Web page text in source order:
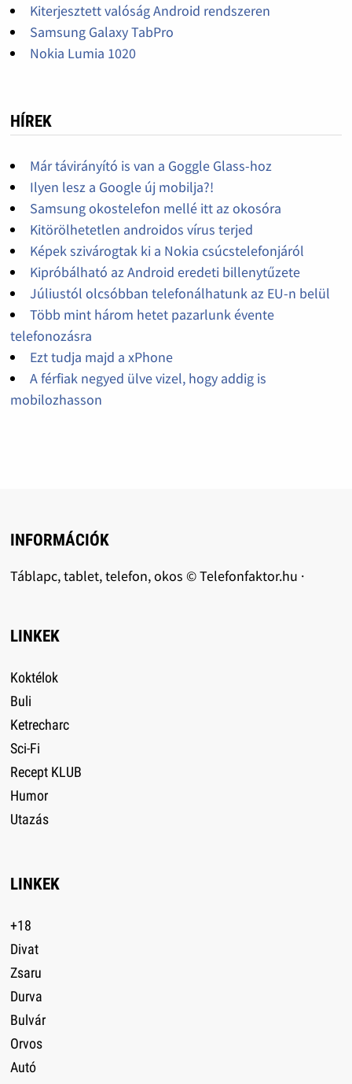
Kiterjesztett valóság Android rendszeren
Samsung Galaxy TabPro
Nokia Lumia 1020
HÍREK
Már távirányító is van a Goggle Glass-hoz
Ilyen lesz a Google új mobilja?!
Samsung okostelefon mellé itt az okosóra
Kitörölhetetlen androidos vírus terjed
Képek szivárogtak ki a Nokia csúcstelefonjáról
Kipróbálható az Android eredeti billenytűzete
Júliustól olcsóbban telefonálhatunk az EU-n belül
Több mint három hetet pazarlunk évente
telefonozásra
Ezt tudja majd a xPhone
A férfiak negyed ülve vizel, hogy addig is
mobilozhasson
INFORMÁCIÓK
Táblapc, tablet, telefon, okos © Telefonfaktor.hu ·
LINKEK
Koktélok
Buli
Ketrecharc
Sci-Fi
Recept KLUB
Humor
Utazás
LINKEK
+18
Divat
Zsaru
Durva
Bulvár
Orvos
Autó